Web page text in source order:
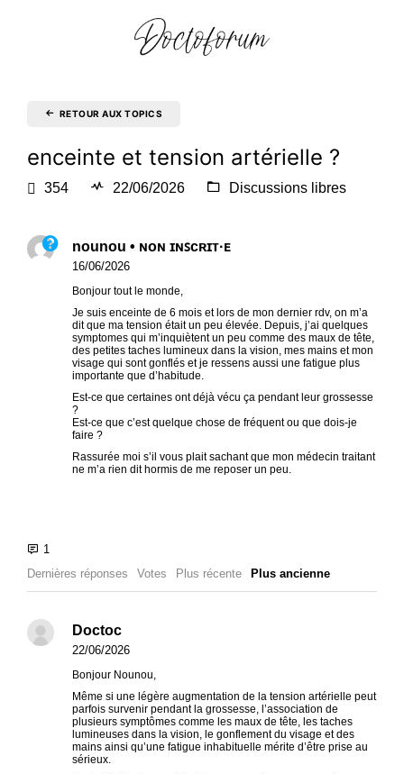
RETOUR AUX TOPICS
enceinte et tension artérielle ?
354 22/06/2026 Discussions libres
nounou • ɴᴏɴ ɪɴꜱᴄʀɪᴛ·ᴇ
16/06/2026
Bonjour tout le monde,
Je suis enceinte de 6 mois et lors de mon dernier rdv, on m’a
dit que ma tension était un peu élevée. Depuis, j’ai quelques
symptomes qui m’inquiètent un peu comme des maux de tête,
des petites taches lumineux dans la vision, mes mains et mon
visage qui sont gonflés et je ressens aussi une fatigue plus
importante que d’habitude.
Est-ce que certaines ont déjà vécu ça pendant leur grossesse
?
Est-ce que c’est quelque chose de fréquent ou que dois-je
faire ?
Rassurée moi s’il vous plait sachant que mon médecin traitant
ne m’a rien dit hormis de me reposer un peu.
Dernières réponses Votes Plus récente Plus ancienne
Doctoc
22/06/2026
Bonjour Nounou,
Même si une légère augmentation de la tension artérielle peut
parfois survenir pendant la grossesse, l’association de
plusieurs symptômes comme les maux de tête, les taches
lumineuses dans la vision, le gonflement du visage et des
mains ainsi qu’une fatigue inhabituelle mérite d’être prise au
sérieux.